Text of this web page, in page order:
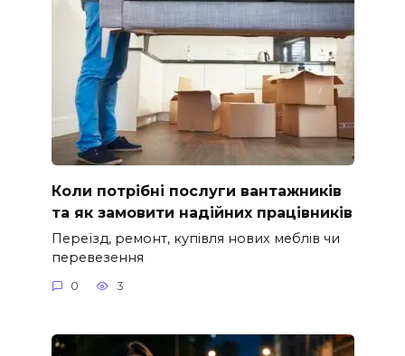
Коли потрібні послуги вантажників
та як замовити надійних працівників
Переїзд, ремонт, купівля нових меблів чи
перевезення
0 3